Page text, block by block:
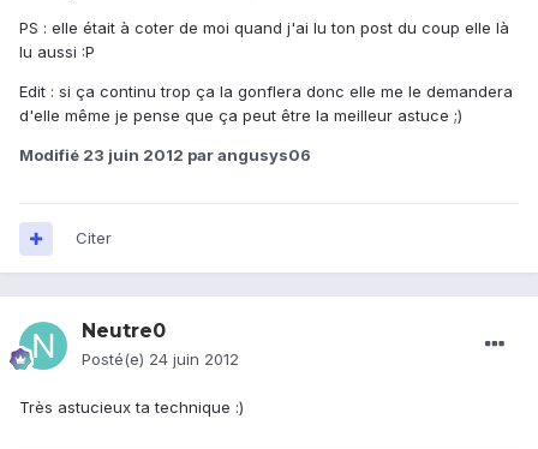
PS : elle était à coter de moi quand j'ai lu ton post du coup elle là
lu aussi :P
Edit : si ça continu trop ça la gonflera donc elle me le demandera
d'elle même je pense que ça peut être la meilleur astuce ;)
Modifié 23 juin 2012 par angusys06
Citer
Neutre0
Posté(e) 24 juin 2012
Très astucieux ta technique :)